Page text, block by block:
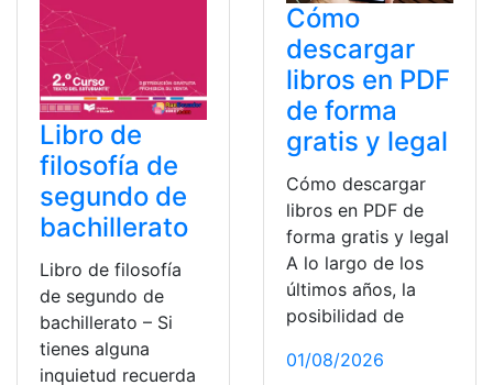
Libro de
filosofía de
segundo de
bachillerato
Libro de filosofía
de segundo de
bachillerato – Si
tienes alguna
inquietud recuerda
Cómo
descargar
libros en PDF
de forma
gratis y legal
Cómo descargar
libros en PDF de
forma gratis y legal
A lo largo de los
últimos años, la
posibilidad de
01/08/2026